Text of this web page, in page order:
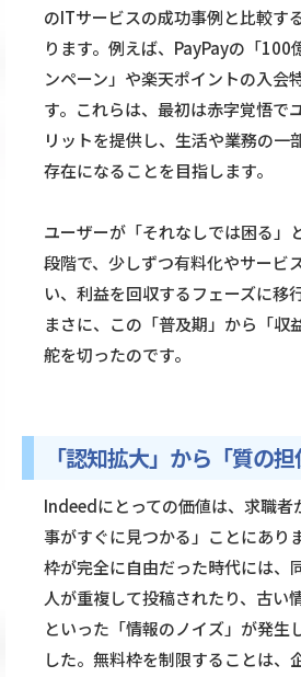
のITサービスの成功事例と比較す
ります。例えば、PayPayの「100
ンペーン」や楽天ポイントの入会
す。これらは、最初は赤字覚悟で
リットを提供し、生活や業務の一
存在になることを目指します。
ユーザーが「それなしでは困る」
段階で、少しずつ有料化やサービ
い、利益を回収するフェーズに移
まさに、この「普及期」から「収
舵を切ったのです。
「認知拡大」から「質の
Indeedにとっての価値は、求職者
事がすぐに見つかる」ことにあり
枠が完全に自由だった時代には、
人が重複して投稿されたり、古い
といった「情報のノイズ」が発生
した。無料枠を制限することは、